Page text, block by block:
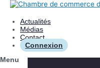
Aller
contenuActualités
Médias
Contact
Connexion
Menu